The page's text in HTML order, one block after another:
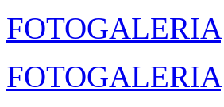
FOTOGALERIA
FOTOGALERIA